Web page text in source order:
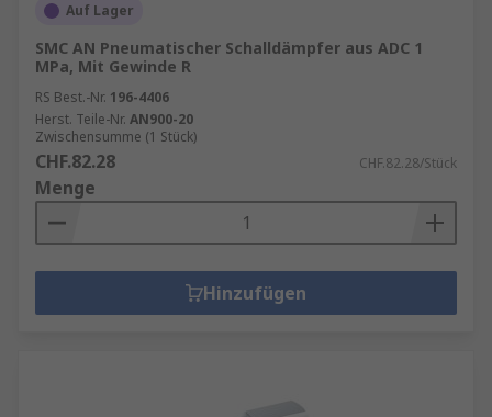
Auf Lager
SMC AN Pneumatischer Schalldämpfer aus ADC 1
MPa, Mit Gewinde R
RS Best.-Nr. 196-4406
Herst. Teile-Nr. AN900-20
Zwischensumme (1 Stück)
CHF.82.28 CHF.82.28/Stück
Menge
Hinzufügen